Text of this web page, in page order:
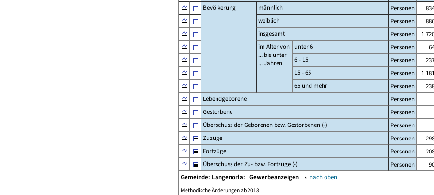
Bevölkerung
männlich Personen 834
weiblich
Personen 886
insgesamt
Personen 1 720
im Alter von
... bis unter
... Jahren
unter 6 Personen 64
6 - 15
Personen 237
15 - 65
Personen 1 181
65 und mehr
Personen 238
Lebendgeborene
Personen
Gestorbene
Personen
Überschuss der Geborenen bzw. Gestorbenen (-)
Personen
Zuzüge
Personen 298
Fortzüge
Personen 208
Überschuss der Zu- bzw. Fortzüge (-)
Personen 90
Gemeinde: Langenorla: Gewerbeanzeigen ▴ nach oben
Methodische Änderungen ab 2018